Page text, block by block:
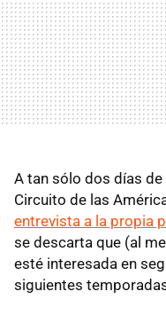
A tan sólo dos días
Circuito de las
entrevista a la propia
se descarta que (al
esté interesada en
siguientes